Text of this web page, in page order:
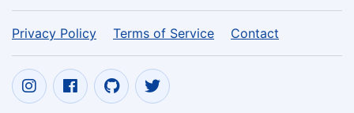
Privacy Policy Terms of Service Contact